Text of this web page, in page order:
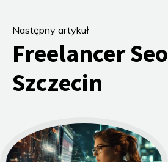
Następny artykuł
Freelancer Seo
Szczecin